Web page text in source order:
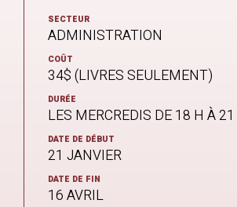
SECTEUR
ADMINISTRATION
COÛT
34$ (LIVRES SEULEMENT)
DURÉE
LES MERCREDIS DE 18 H À
DATE DE DÉBUT
21 JANVIER
DATE DE FIN
16 AVRIL